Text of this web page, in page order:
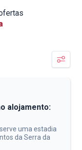
alojamento:
uma estadia
da Serra da